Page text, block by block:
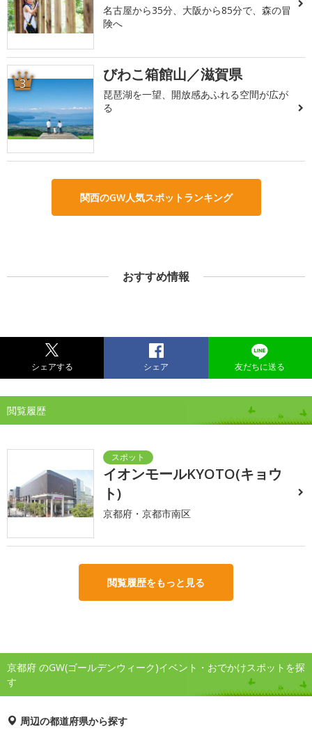
名古屋から35分、大阪から85分で、森の冒
険へ
3 びわこ箱館山／滋賀県
琵琶湖を一望、開放感あふれる空間が広が
る
関西のGW人気スポットランキング
おすすめ情報
シェアする シェア 友だちに送る
閲覧履歴
イオンモールKYOTO(キョウ
ト)
京都府・京都市南区
閲覧履歴をもっと見る
京都府 のGW(ゴールデンウィーク)イベント・おでかけスポットを探
す
周辺の都道府県から探す